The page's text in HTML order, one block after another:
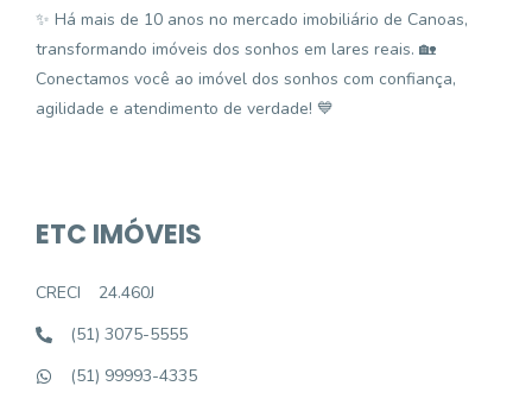
✨ Há mais de 10 anos no mercado imobiliário de Canoas,
transformando imóveis dos sonhos em lares reais. 🏡
Conectamos você ao imóvel dos sonhos com confiança,
agilidade e atendimento de verdade! 💙
ETC IMÓVEIS
CRECI
24.460J
(51) 3075-5555
(51) 99993-4335